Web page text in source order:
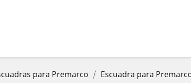
para Premarco Escuadra para